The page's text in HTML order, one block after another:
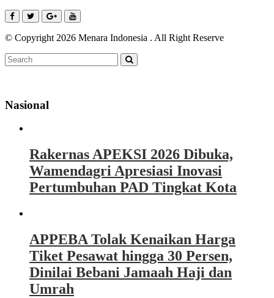
© Copyright 2026 Menara Indonesia . All Right Reserve
Nasional
Rakernas APEKSI 2026 Dibuka,
Wamendagri Apresiasi Inovasi
Pertumbuhan PAD Tingkat Kota
APPEBA Tolak Kenaikan Harga
Tiket Pesawat hingga 30 Persen,
Dinilai Bebani Jamaah Haji dan
Umrah